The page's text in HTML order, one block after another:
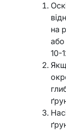
на
або
10-